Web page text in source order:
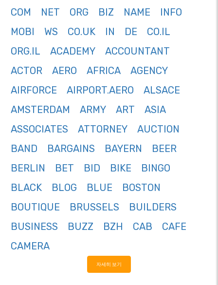
COM NET ORG BIZ NAME
INFO
MOBI
WS CO.UK IN DE
CO.IL
ORG.IL
ACADEMY
ACCOUNTANT
ACTOR
AERO AFRICA
AGENCY
AIRFORCE
AIRPORT.AERO
ALSACE
AMSTERDAM
ARMY ART
ASIA
ASSOCIATES
ATTORNEY
AUCTION
BAND
BARGAINS BAYERN
BEER
BERLIN
BET BID BIKE
BINGO
BLACK
BLOG BLUE
BOSTON
BOUTIQUE
BRUSSELS
BUILDERS
BUSINESS
BUZZ BZH CAB
CAFE
CAMERA
자세히 보기